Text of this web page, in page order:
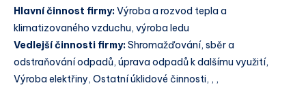
Hlavní činnost firmy:Výroba a rozvod tepla a
klimatizovaného vzduchu, výroba ledu
Vedlejší činnosti firmy:Shromažďování, sběr a
odstraňování odpadů, úprava odpadů k dalšímu využití,
Výroba elektřiny, Ostatní úklidové činnosti, , ,